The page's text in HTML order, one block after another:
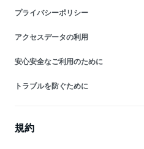
プライバシーポリシー
アクセスデータの利用
安心安全なご利用のために
トラブルを防ぐために
規約